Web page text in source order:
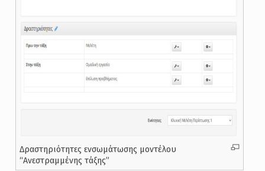
Δραστηριότητες ενσωμάτωσης μοντέλου
“Ανεστραμμένης τάξης”